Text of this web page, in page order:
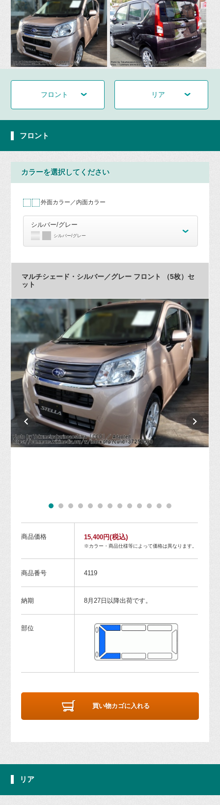
フロント リア
フロント
カラーを選択してください
外面カラー／内面カラー
シルバー/グレー
シルバー/グレー
マルチシェード・シルバー／グレー フロント （5枚）セ
ット
商品価格 15,400円(税込)
※カラー・商品仕様等によって価格は異なります。
商品番号 4119
納期 8月27日以降出荷です。
部位
買い物カゴに入れる
リア